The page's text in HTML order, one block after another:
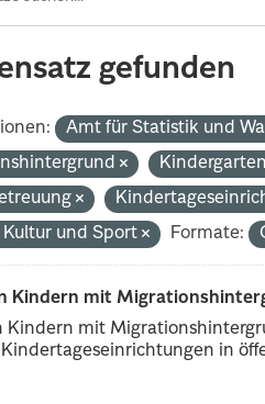
gefunden
Amt für Statistik und
Kultur und Sport
Formate:
Kindern mit
Kindern mit
in